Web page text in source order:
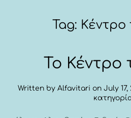
Tag: Κέντρο
Το Κέντρο
Written by Alfavitari on July 17,